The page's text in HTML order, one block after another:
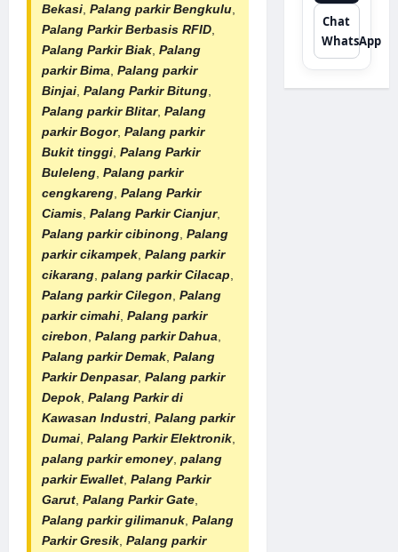
Bekasi Palang parkir Bengkulu
Palang Parkir Berbasis RFID
Palang Parkir Biak Palang
parkir Bima Palang parkir
Binjai Palang Parkir Bitung
Palang parkir Blitar, Palang
parkir Bogor, Palang parkir
Bukit tinggi Palang Parkir
Buleleng Palang parkir
cengkareng Palang Parkir
Ciamis Palang Parkir Cianjur,
Palang parkir cibinong Palang
parkir cikampek Palang parkir
cikarang palang parkir Cilacap
Palang parkir Cilegon Palang
parkir cimahi Palang parkir
cirebon Palang parkir Dahua
Palang parkir Demak Palang
Parkir Denpasar, Palang parkir
Depok Palang Parkir di
Kawasan Industri Palang parkir
Dumai Palang Parkir Elektronik
palang parkir emoney palang
parkir Ewallet Palang Parkir
Garut Palang Parkir Gate
Palang parkir gilimanuk Palang
Parkir Gresik Palang parkir
Chat
WhatsApp